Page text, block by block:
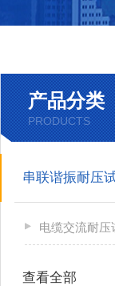
产品分类
PRODUCTS
串联谐振耐压
电缆交流耐压
查看全部